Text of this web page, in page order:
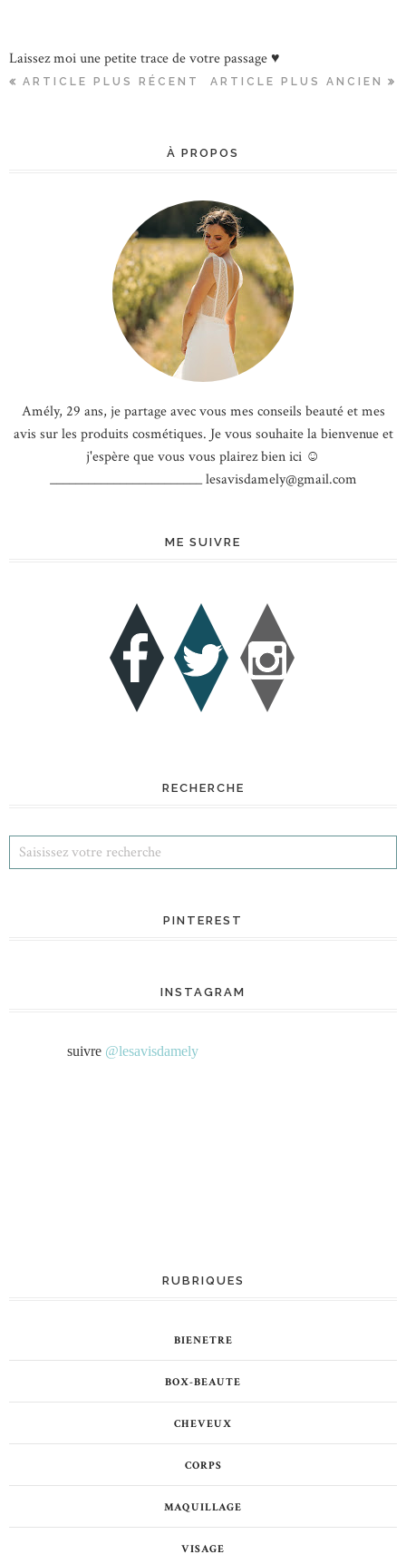
Laissez moi une petite trace de votre passage ♥
ARTICLE PLUS RÉCENT ARTICLE PLUS ANCIEN
À PROPOS
Amély, 29 ans, je partage avec vous mes conseils beauté et mes
avis sur les produits cosmétiques. Je vous souhaite la bienvenue et
j'espère que vous vous plairez bien ici ☺
________________________ lesavisdamely@gmail.com
ME SUIVRE
RECHERCHE
PINTEREST
INSTAGRAM
suivre @lesavisdamely
RUBRIQUES
BIENETRE
BOX-BEAUTE
CHEVEUX
CORPS
MAQUILLAGE
VISAGE